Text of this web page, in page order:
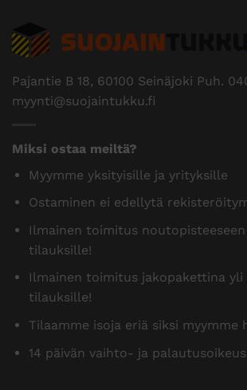
Pajantie B 18, 60100 Seinäjoki Puh.
myynti@suojaintukku.fi
Miksi ostaa meiltä?
Myymme yksityisille ja yrityksille
Ostaminen ei edellytä
Ilmainen toimitus
tilauksille!
Ilmainen toimitus jakopakettina yli
tilauksille!
Tilaamme isoja eriä siksi myymme
14 päivän vaihto- ja